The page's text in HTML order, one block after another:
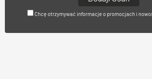
Chcę otrzymywać informacje o promocjach i